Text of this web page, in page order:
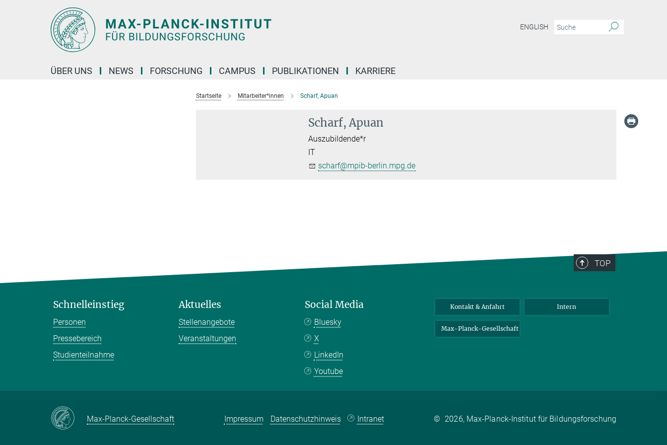
ENGLISH
ÜBER UNS NEWS FORSCHUNG CAMPUS PUBLIKATIONEN KARRIERE
Startseite Mitarbeiter*innen Scharf, Apuan
Scharf, Apuan
Auszubildende*r
IT
scharf@mpib-berlin.mpg.de
TOP
Schnelleinstieg
Personen
Pressebereich
Studienteilnahme
Aktuelles
Stellenangebote
Veranstaltungen
Social Media
Bluesky
X
LinkedIn
Youtube
Kontakt & Anfahrt Intern
Max-Planck-Gesellschaft
Max-Planck-Gesellschaft Impressum Datenschutzhinweis Intranet © 2026, Max-Planck-Institut für Bildungsforschung